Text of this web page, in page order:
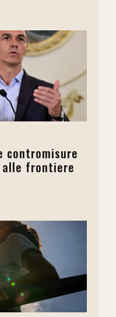
contromisure
alle frontiere